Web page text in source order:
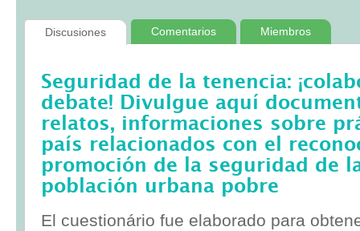
Discusiones Comentarios Miembros
Seguridad de la tenencia:
debate! Divulgue aquí
relatos, informaciones sobre
país relacionados con el
promoción de la seguridad de
población urbana pobre
El cuestionário fue elaborado para